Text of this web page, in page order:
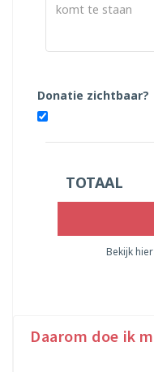
Donatie zichtbaar?
TOTAAL
Bekijk
Daarom doe ik